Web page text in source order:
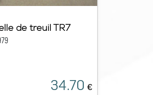
de treuil TR7
34.70 €